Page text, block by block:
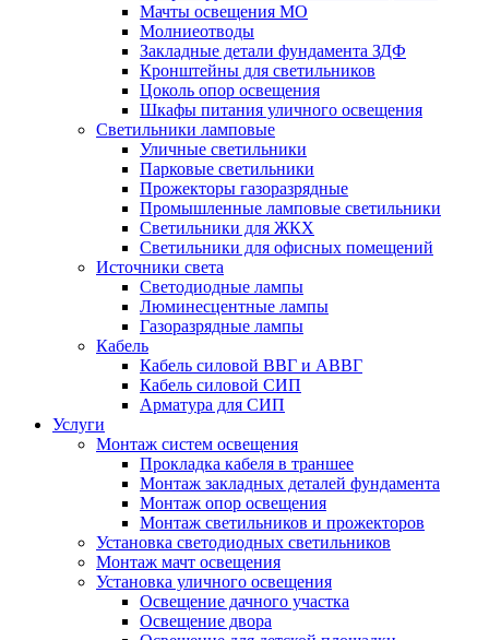
Мачты освещения МО
Молниеотводы
Закладные детали фундамента ЗДФ
Кронштейны для светильников
Цоколь опор освещения
Шкафы питания уличного освещения
Светильники ламповые
Уличные светильники
Парковые светильники
Прожекторы газоразрядные
Промышленные ламповые светильники
Светильники для ЖКХ
Светильники для офисных помещений
Источники света
Светодиодные лампы
Люминесцентные лампы
Газоразрядные лампы
Кабель
Кабель силовой ВВГ и АВВГ
Кабель силовой СИП
Арматура для СИП
Услуги
Монтаж систем освещения
Прокладка кабеля в траншее
Монтаж закладных деталей фундамента
Монтаж опор освещения
Монтаж светильников и прожекторов
Установка светодиодных светильников
Монтаж мачт освещения
Установка уличного освещения
Освещение дачного участка
Освещение двора